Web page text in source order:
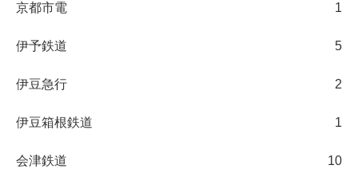
京都市電 1
伊予鉄道 5
伊豆急行 2
伊豆箱根鉄道 1
会津鉄道 10